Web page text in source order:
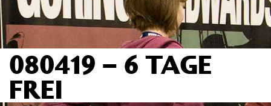
080419 – 6 TAGE
FREI